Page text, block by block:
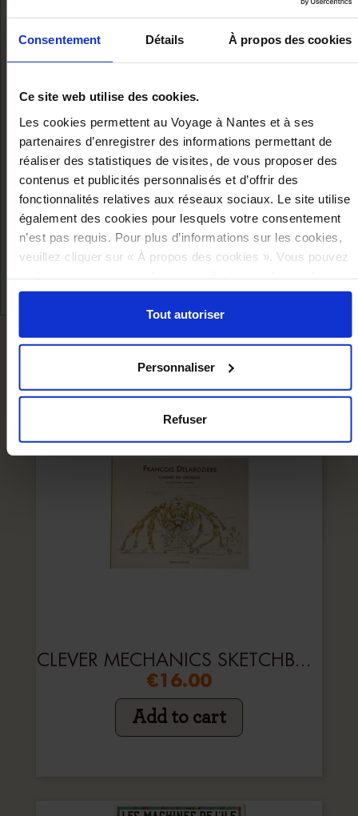
Consentement Détails À propos des cookies
Ce site web utilise des cookies.
Les cookies permettent au Voyage à Nantes et à ses
partenaires d’enregistrer des informations permettant de
réaliser des statistiques de visites, de vous proposer des
contenus et publicités personnalisés et d’offrir des
fonctionnalités relatives aux réseaux sociaux. Le site utilise
également des cookies pour lesquels votre consentement
n’est pas requis. Pour plus d’informations sur les cookies,
veuillez cliquer sur « À propos des cookies ». Vous pouvez
selon les finalités via l'onglet « Détails ». À tout moment,
vous pouvez modifier votre choix en cliquant sur le lien
« Cookies » en bas des pages du site.
Tout autoriser
Personnaliser
Refuser
2016 CHRISTMAS
POSTER
€10.00
Add to cart
WE RECOMMEND YOU
CLEVER MECHANICS SKETCHBOOK
€16.00
Add to cart